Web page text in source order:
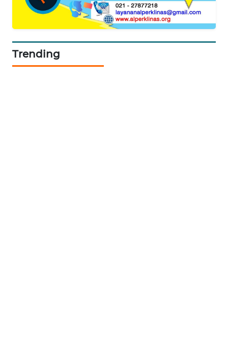
Trending
HEALTH
DESA
WISATA